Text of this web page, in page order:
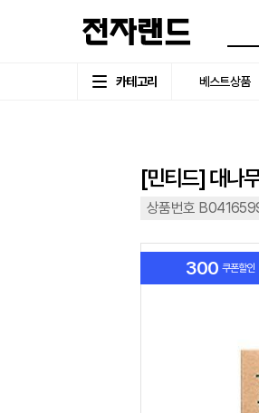
카테고리 베스트상품
[민티드] 대나
상품번호
300 쿠폰할인